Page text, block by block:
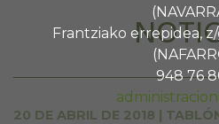
Frantziako errepidea,
948 76
20 DE ABRIL DE 2018 |